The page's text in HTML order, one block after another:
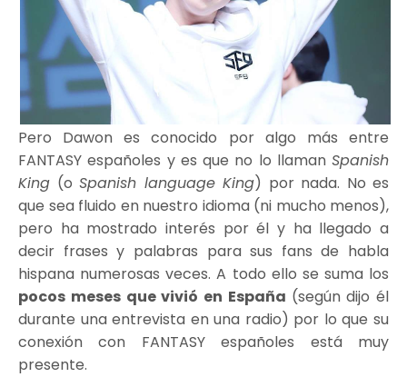
Pero Dawon es conocido por algo más entre
FANTASY españoles y es que no lo llaman Spanish
King (o Spanish language King) por nada. No es
que sea fluido en nuestro idioma (ni mucho menos),
pero ha mostrado interés por él y ha llegado a
decir frases y palabras para sus fans de habla
hispana numerosas veces. A todo ello se suma los
pocos meses que vivió en España (según dijo él
durante una entrevista en una radio) por lo que su
conexión con FANTASY españoles está muy
presente.